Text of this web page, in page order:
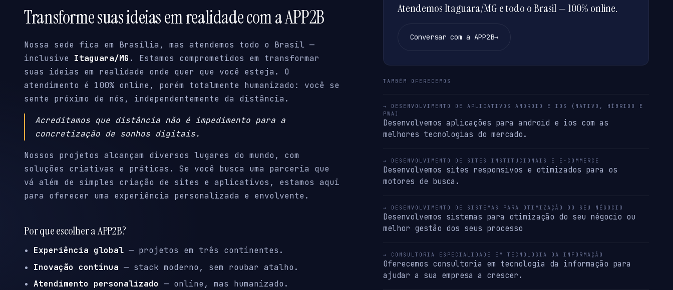
Transforme suas ideias em realidade com a APP2B
Nossa sede fica em Brasília, mas atendemos todo o Brasil —
inclusive Itaguara/MG . Estamos comprometidos em transformar
suas ideias em realidade onde quer que você esteja. O
atendimento é 100% online, porém totalmente humanizado: você se
sente próximo de nós, independentemente da distância.
Acreditamos que distância não é impedimento para a
concretização de sonhos digitais.
Nossos projetos alcançam diversos lugares do mundo, com
soluções criativas e práticas. Se você busca uma parceria que
vá além de simples criação de sites e aplicativos, estamos aqui
para oferecer uma experiência personalizada e envolvente.
Por que escolher a APP2B?
Experiência global — projetos em três continentes.
Inovação contínua — stack moderno, sem roubar atalho.
Atendimento personalizado — online, mas humanizado.
Atendemos Itaguara/MG e todo o Brasil — 100% online.
Conversar com a APP2B→
TAMBÉM OFERECEMOS
→ DESENVOLVIMENTO DE APLICATIVOS ANDROID E IOS (NATIVO, HÍBRIDO E
PWA)
Desenvolvemos aplicações para android e ios com as
melhores tecnologias do mercado.
→ DESENVOLVIMENTO DE SITES INSTITUCIONAIS E E-COMMERCE
Desenvolvemos sites responsivos e otimizados para os
motores de busca.
→ DESENVOLVIMENTO DE SISTEMAS PARA OTIMIZAÇÃO DO SEU NÉGOCIO
Desenvolvemos sistemas para otimização do seu négocio ou
melhor gestão dos seus processo
→ CONSULTORIA ESPECIALIDADE EM TECNOLOGIA DA INFORMAÇÃO
Oferecemos consultoria em tecnologia da informação para
ajudar a sua empresa a crescer.